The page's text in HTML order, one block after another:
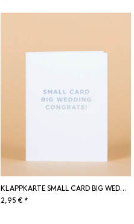
KLAPPKARTE SMALL CARD BIG WEDDING CONGRATS!
2,95 € *